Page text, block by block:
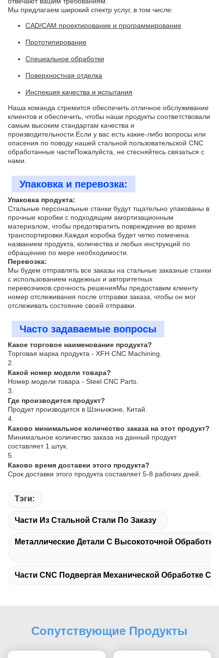
Мы предлагаем широкий спектр услуг, в том числе:
CAD/CAM проектирование и программирование
Прототипирование
Специальное обработки
Поверхностная отделка
Инспекция качества и испытания
Наша команда стремится обеспечить отличное обслуживание
клиентов и обеспечить, чтобы наши продукты соответствовали
самым высоким стандартам качества и
производительности.Если у вас есть какие-либо вопросы или
опасения по поводу нашей стальной пользовательской CNC
обработанные частиПожалуйста, не стесняйтесь связаться с
нами.
Упаковка и перевозка:
Упаковка продукта:
Стальные персональные станки будут тщательно упакованы в
прочные коробки с подходящим амортизационным
материалом, чтобы предотвратить повреждение во время
транспортировки.Каждая коробка будет четко помечена
названием продукта, количества и любых инструкций по
обращению по мере необходимости.
Перевозка:
Мы будем отправлять все заказы на стальные заказные станки
с использованием надежных и авторитетных
перевозчиков.срочность решенияМы предоставим клиенту
номер отслеживания после отправки заказа, чтобы он мог
отслеживать состояние своей отправки.
Часто задаваемые вопросы
Какое торговое наименование продукта?
Торговая марка продукта - XFH CNC Machining.
2.
Какой номер модели товара?
Номер модели товара - Steel CNC Parts.
3.
Где производится продукт?
Продукт производится в Шэньчжэне, Китай.
4.
Каково минимальное количество заказа на этот продукт?
Минимальное количество заказа на данный продукт
составляет 1 штук.
5.
Каково время доставки этого продукта?
Срок доставки этого продукта составляет 5-8 рабочих дней.
Тэги:
Части Из Стальной Стали По Заказу
Металлические Детали С Высокоточной
Части CNC Подвергая Механической Обработке
Сопутствующие Продукты